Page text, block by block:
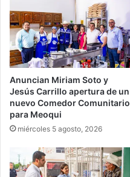
Anuncian Miriam Soto y
Jesús Carrillo apertura de un
nuevo Comedor Comunitario
para Meoqui
miércoles 5 agosto, 2026